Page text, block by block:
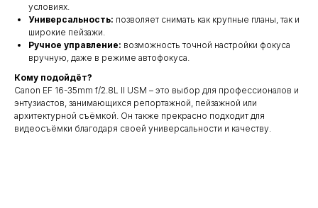
условиях.
Универсальность: позволяет снимать как крупные планы, так и
широкие пейзажи.
Ручное управление: возможность точной настройки фокуса
вручную, даже в режиме автофокуса.
Кому подойдёт?
Canon EF 16-35mm f/2.8L II USM – это выбор для профессионалов и
энтузиастов, занимающихся репортажной, пейзажной или
архитектурной съёмкой. Он также прекрасно подходит для
видеосъёмки благодаря своей универсальности и качеству.